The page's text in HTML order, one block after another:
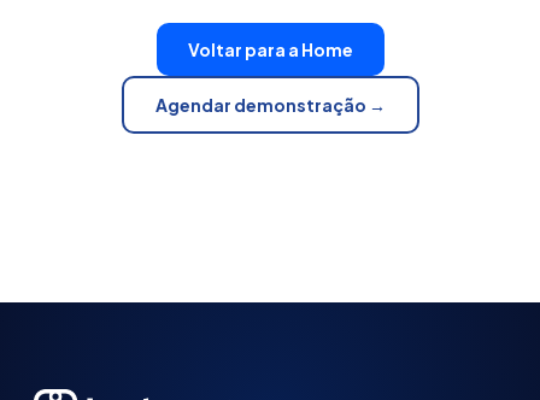
Voltar para a Home
Agendar demonstração →